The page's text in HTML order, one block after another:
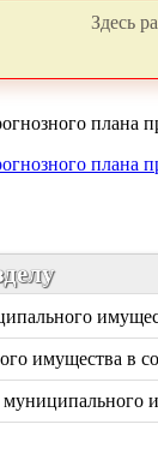
Здесь
плана
плана
имущества в